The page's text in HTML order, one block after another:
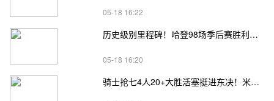
05-18 16:22
历史级别里程碑！哈登98场季后赛胜利，追平马龙并列无冠球员历史第一
05-18 16:20
骑士抢七4人20+大胜活塞挺进东决！米切尔26+7 阿伦23分 梅里尔23分 詹金斯17分